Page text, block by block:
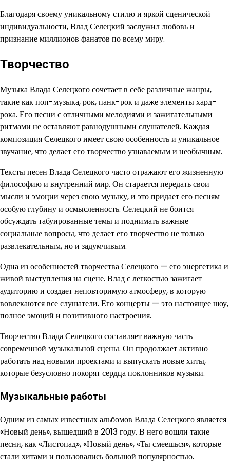
Благодаря своему уникальному стилю и яркой сценической
индивидуальности, Влад Селецкий заслужил любовь и
признание миллионов фанатов по всему миру.
Творчество
Музыка Влада Селецкого сочетает в себе различные жанры,
такие как поп-музыка, рок, панк-рок и даже элементы хард-
рока. Его песни с отличными мелодиями и зажигательными
ритмами не оставляют равнодушными слушателей. Каждая
композиция Селецкого имеет свою особенность и уникальное
звучание, что делает его творчество узнаваемым и необычным.
Тексты песен Влада Селецкого часто отражают его жизненную
философию и внутренний мир. Он старается передать свои
мысли и эмоции через свою музыку, и это придает его песням
особую глубину и осмысленность. Селецкий не боится
обсуждать табуированные темы и поднимать важные
социальные вопросы, что делает его творчество не только
развлекательным, но и задумчивым.
Одна из особенностей творчества Селецкого — его энергетика и
живой выступления на сцене. Влад с легкостью зажигает
аудиторию и создает неповторимую атмосферу, в которую
вовлекаются все слушатели. Его концерты — это настоящее шоу,
полное эмоций и позитивного настроения.
Творчество Влада Селецкого составляет важную часть
современной музыкальной сцены. Он продолжает активно
работать над новыми проектами и выпускать новые хиты,
которые безусловно покорят сердца поклонников музыки.
Музыкальные работы
Одним из самых известных альбомов Влада Селецкого является
«Новый день», вышедший в 2013 году. В него вошли такие
песни, как «Листопад», «Новый день», «Ты смеешься», которые
стали хитами и пользовались большой популярностью.